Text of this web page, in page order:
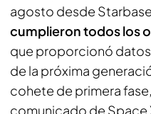
agosto desde
cumplieron todos los
que proporcionó
de la próxima
cohete de primera
comunicado de Space